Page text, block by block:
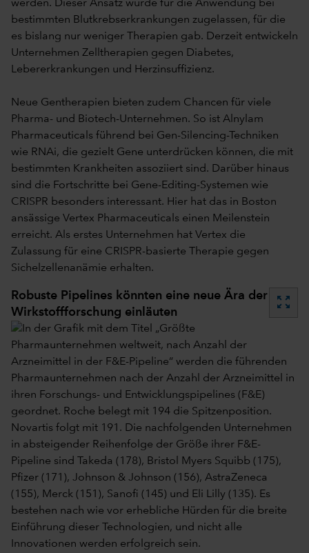
werden. Dieser Ansatz wurde für die Anwendung bei
bestimmten Blutkrebserkrankungen zugelassen, für die
es bislang nur weniger Therapien gab. Derzeit entwickeln
Unternehmen Zelltherapien gegen Diabetes,
Lebererkrankungen und Herzinsuffizienz.
Neue Gentherapien bieten zudem Chancen für viele
Pharma- und Biotech-Unternehmen. So ist Alnylam
Pharmaceuticals führend bei Gen-Silencing-Techniken
wie RNAi, die gezielt Gene unterdrücken können, die mit
bestimmten Krankheiten assoziiert sind. Darüber hinaus
sind die Fortschritte bei Gene-Editing-Systemen wie
CRISPR besonders interessant. Hier hat das in Boston
ansässige Vertex Pharmaceuticals einen Meilenstein
erreicht. Als erstes Unternehmen hat Vertex die
Zulassung für eine CRISPR-basierte Therapie gegen
Sichelzellenanämie erhalten.
Robuste Pipelines könnten eine neue Ära der
Wirkstoffforschung einläuten
zoom_out_map